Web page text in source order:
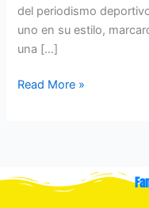
del periodismo
uno en su estilo,
una […]
Read More »